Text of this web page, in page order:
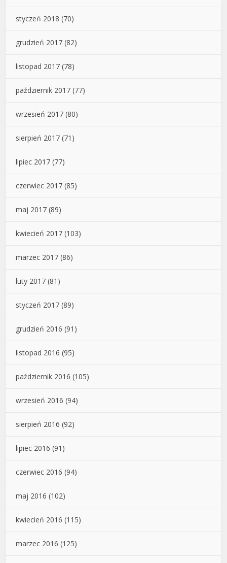
styczeń 2018 (70)
grudzień 2017 (82)
listopad 2017 (78)
październik 2017 (77)
wrzesień 2017 (80)
sierpień 2017 (71)
lipiec 2017 (77)
czerwiec 2017 (85)
maj 2017 (89)
kwiecień 2017 (103)
marzec 2017 (86)
luty 2017 (81)
styczeń 2017 (89)
grudzień 2016 (91)
listopad 2016 (95)
październik 2016 (105)
wrzesień 2016 (94)
sierpień 2016 (92)
lipiec 2016 (91)
czerwiec 2016 (94)
maj 2016 (102)
kwiecień 2016 (115)
marzec 2016 (125)